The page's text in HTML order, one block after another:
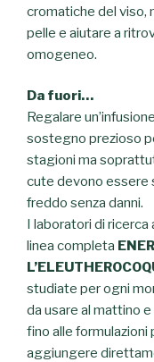
cromatiche del viso,
pelle e aiutare a
omogeneo.
Da fuori…
Regalare
sostegno prezioso
stagioni ma
cute devono essere
freddo senza danni.
I laboratori di ricerca
linea completa
studiate per ogni
da usare al mattino
fino alle
aggiungere